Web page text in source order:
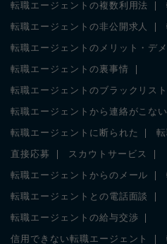
転職エージェントの複数利用法
転職エージェントの非公開求人
転職エージェントのメリット・デ
転職エージェントの裏事情
転職エージェントのブラックリスト
転職エージェントから連絡がこない
転職エージェントに断られた
直接応募 スカウトサービス
転職エージェントからのメール
転職エージェントとの電話面談
転職エージェントの給与交渉
信用できない転職エージェント